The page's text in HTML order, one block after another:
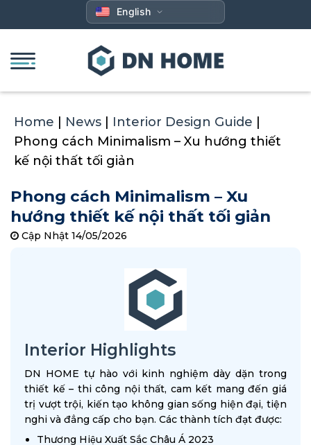
to
English
Home News Interior Design Guide
Phong cách Minimalism – Xu hướng thiết
kế nội thất tối giản
Phong cách Minimalism – Xu
hướng thiết kế nội thất tối giản
Cập Nhật 14/05/2026
Interior Highlights
DN HOME tự hào với kinh nghiệm dày dặn trong
thiết kế – thi công nội thất, cam kết mang đến giá
trị vượt trội, kiến tạo không gian sống hiện đại, tiện
nghi và đẳng cấp cho bạn. Các thành tích đạt được:
Thương Hiệu Xuất Sắc Châu Á 2023